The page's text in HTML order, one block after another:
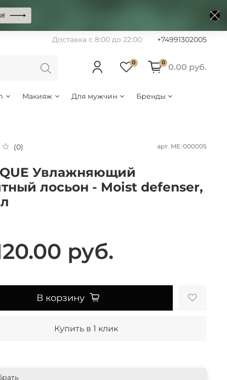
Доставка с 8:00 до 22:00 +74991302005
0 0 0.00 руб.
Макияж Для мужчин Бренды
(0) арт. ME-000005
Увлажняющий
лосьон - Moist defenser,
руб.
В корзину
Купить в 1 клик